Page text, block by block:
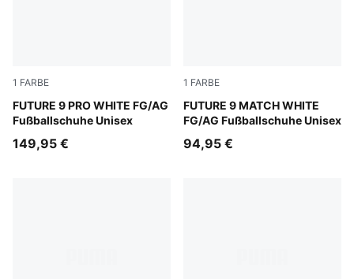
1 FARBE
FUTURE 9 PRO WHITE FG/AG
Fußballschuhe Unisex
PUMA White-Luminous Blue-Luminous Pink
149,95 €
1 FARBE
FUTURE 9 MATCH WHITE
FG/AG Fußballschuhe Unisex
PUMA White-Luminous
94,95 €